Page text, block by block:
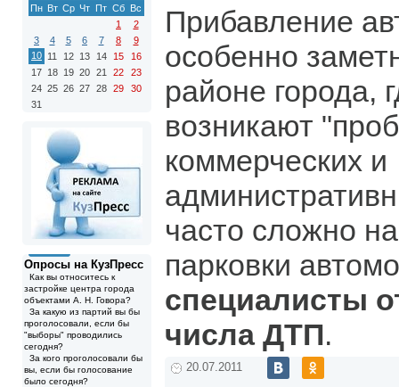
Пн Вт Ср Чт Пт Сб Вс
1
2
3
4 5 6 7 8
9
10 11 12 13 14 15
16
17 18 19 20 21 22
23
24 25 26 27 28 29
30
31
Опросы на КузПресс
Как вы относитесь к
застройке центра города
объектами А. Н. Говора?
За какую из партий вы бы
проголосовали, если бы
"выборы" проводились
сегодня?
За кого проголосовали бы
вы, если бы голосование
было сегодня?
Прибавление
особенно
районе города,
возникают
коммерческих и
часто сложно
парковки
специалисты
числа ДТП.
20.07.2011